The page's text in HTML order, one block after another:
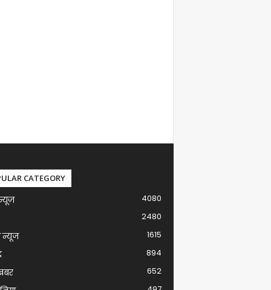
CATEGORY
4080
2480
न्यूज
1615
894
652